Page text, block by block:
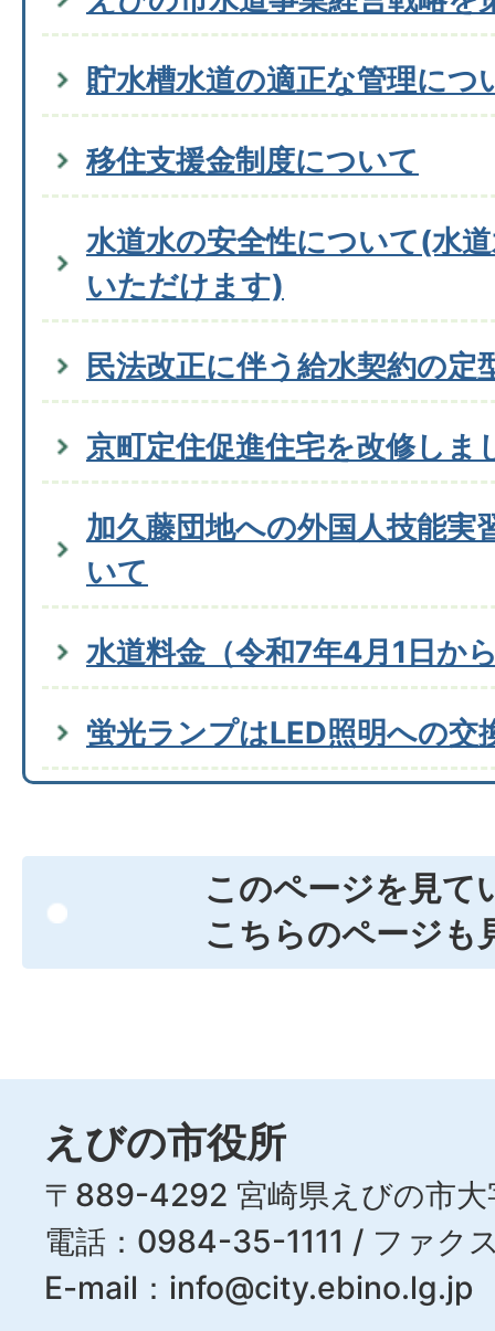
貯水槽水道の適正な管理につ
移住支援金制度について
水道水の安全性について(水
いただけます)
民法改正に伴う給水契約の定
京町定住促進住宅を改修しま
加久藤団地への外国人技能実
いて
水道料金（令和7年4月1日か
蛍光ランプはLED照明への交
このページを見て
こちらのページも
えびの市役所
〒889-4292 宮崎県えびの市大
電話：0984-35-1111 / ファ
E-mail： info@city.ebino.lg.jp